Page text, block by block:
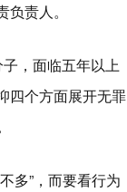
责人。
，面临五年以上
四个方面展开无罪
多”，而要看行为